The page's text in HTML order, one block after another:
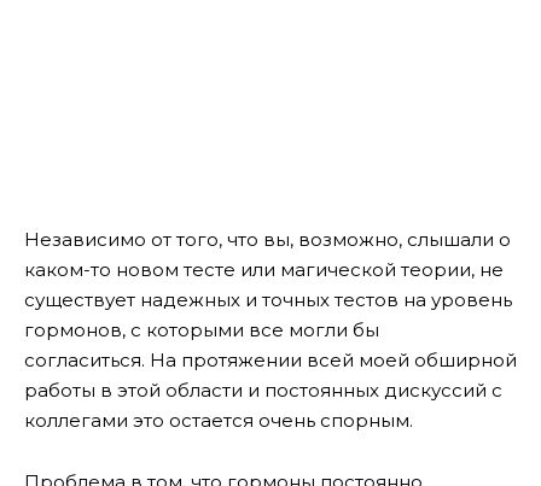
Независимо от того, что вы, возможно, слышали о
каком-то новом тесте или магической теории, не
существует надежных и точных тестов на уровень
гормонов, с которыми все могли бы
согласиться. На протяжении всей моей обширной
работы в этой области и постоянных дискуссий с
коллегами это остается очень спорным.